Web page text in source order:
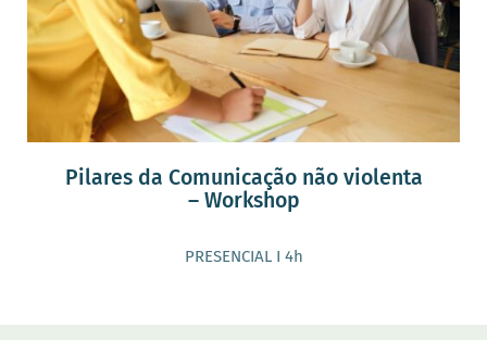
Pilares da Comunicação não violenta
– Workshop
PRESENCIAL I 4h